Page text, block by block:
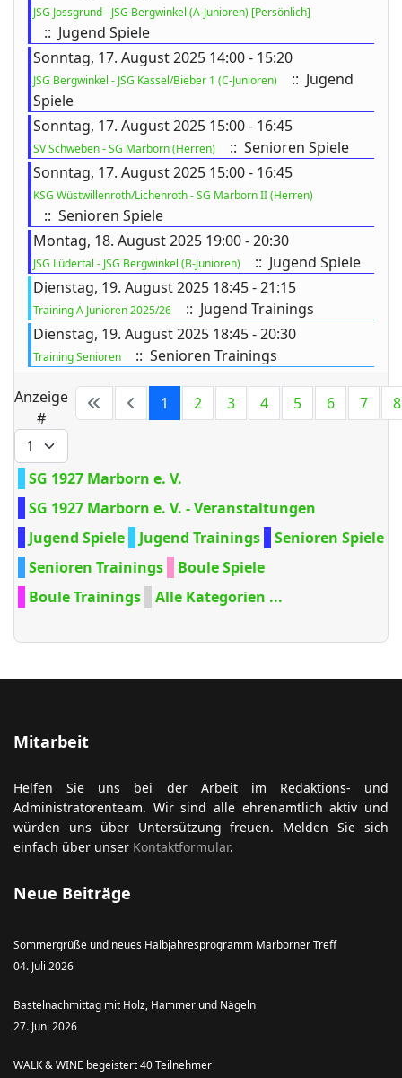
JSG Jossgrund - JSG Bergwinkel (A-Junioren) [Persönlich]
:: Jugend Spiele
Sonntag, 17. August 2025 14:00 - 15:20
JSG Bergwinkel - JSG Kassel/Bieber 1 (C-Junioren)
:: Jugend
Spiele
Sonntag, 17. August 2025 15:00 - 16:45
SV Schweben - SG Marborn (Herren)
:: Senioren Spiele
Sonntag, 17. August 2025 15:00 - 16:45
KSG Wüstwillenroth/Lichenroth - SG Marborn II (Herren)
:: Senioren Spiele
Montag, 18. August 2025 19:00 - 20:30
JSG Lüdertal - JSG Bergwinkel (B-Junioren)
:: Jugend Spiele
Dienstag, 19. August 2025 18:45 - 21:15
Training A Junioren 2025/26
:: Jugend Trainings
Dienstag, 19. August 2025 18:45 - 20:30
Training Senioren :: Senioren Trainings
Limite der Paginierungsliste
Anzeige
#
1 2 3 4 5 6 7 8
SG 1927 Marborn e. V.
SG 1927 Marborn e. V. - Veranstaltungen
Jugend Spiele
Jugend Trainings
Senioren Spiele
Senioren Trainings
Boule Spiele
Boule Trainings
Alle Kategorien ...
Mitarbeit
Helfen Sie uns bei der Arbeit im Redaktions- und
Administratorenteam. Wir sind alle ehrenamtlich aktiv und
würden uns über Untersützung freuen. Melden Sie sich
einfach über unser Kontaktformular.
Neue Beiträge
Sommergrüße und neues Halbjahresprogramm Marborner Treff
04. Juli 2026
Bastelnachmittag mit Holz, Hammer und Nägeln
27. Juni 2026
WALK & WINE begeistert 40 Teilnehmer